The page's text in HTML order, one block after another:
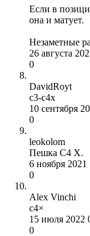
Если в
она и матует.
Незаметные
26 августа
0
DavidRoyt
c3-c4x
10 сентября
0
leokolom
Пешка С4 Х.
6 ноября 2021
0
Alex Vinchi
с4×
15 июля 2022
0